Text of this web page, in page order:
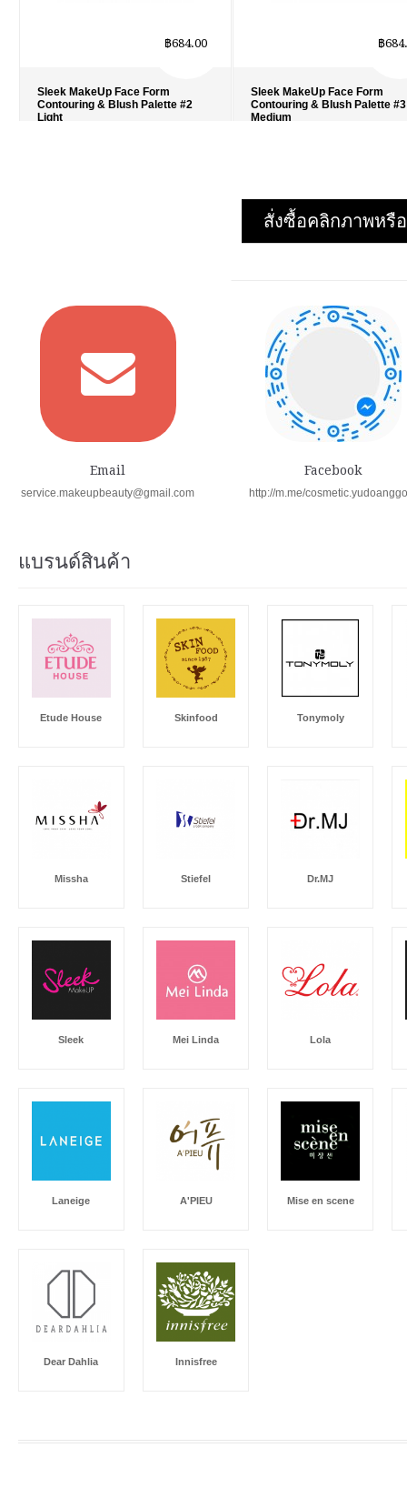
Sleek MakeUp Face Form
Contouring & Blush Palette #2
Light
฿684.00
Sleek MakeUp Face Form
Contouring & Blush Palette #3
Medium
฿
สั่งซื้อคลิกภาพหรื
Email
service.makeupbeauty@gmail.com
Facebook
http://m.me/
แบรนด์สินค้า
Etude House Skinfood Tonymoly
Missha Stiefel Dr.MJ
Sleek Mei Linda Lola
Laneige A'PIEU Mise en scene
Dear Dahlia Innisfree